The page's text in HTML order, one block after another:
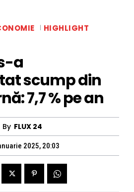
HIGHLIGHT
a
scump din
7,7 % pe an
By FLUX 24
2025, 20:03